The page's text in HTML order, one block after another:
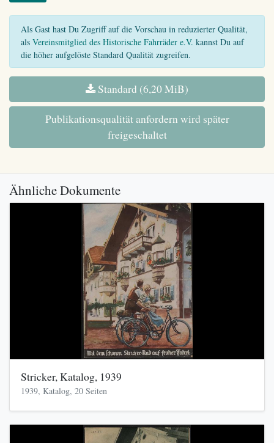
Als Gast hast Du Zugriff auf die Vorschau in reduzierter Qualität,
als Vereinsmitglied des Historische Fahrräder e.V. kannst Du auf
die höher aufgelöste Standard Qualität zugreifen.
Standard (6,20 MiB)
Publikationsqualität anfordern wird später
freigeschaltet
Ähnliche Dokumente
Stricker, Katalog, 1939
1939, Katalog, 20 Seiten